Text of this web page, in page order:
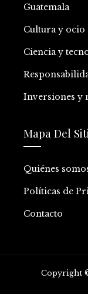
Guatemala
Cultura y ocio
Ciencia y
Inversiones y
Mapa Del
Quiénes
Políticas de
Contacto
Copyright